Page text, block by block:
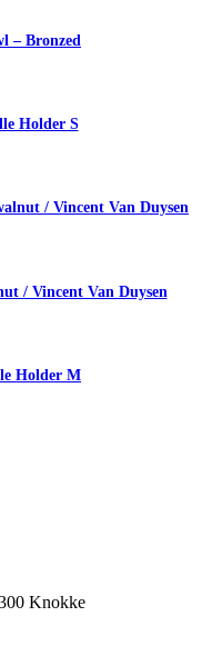
– Bronzed
Holder S
/ Vincent Van Duysen
/ Vincent Van Duysen
Holder M
Knokke